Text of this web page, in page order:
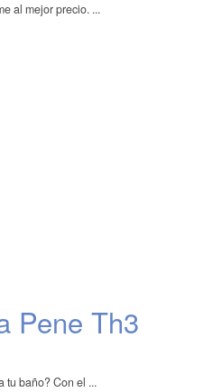
al mejor precio. ...
Pene Th3
tu baño? Con el ...